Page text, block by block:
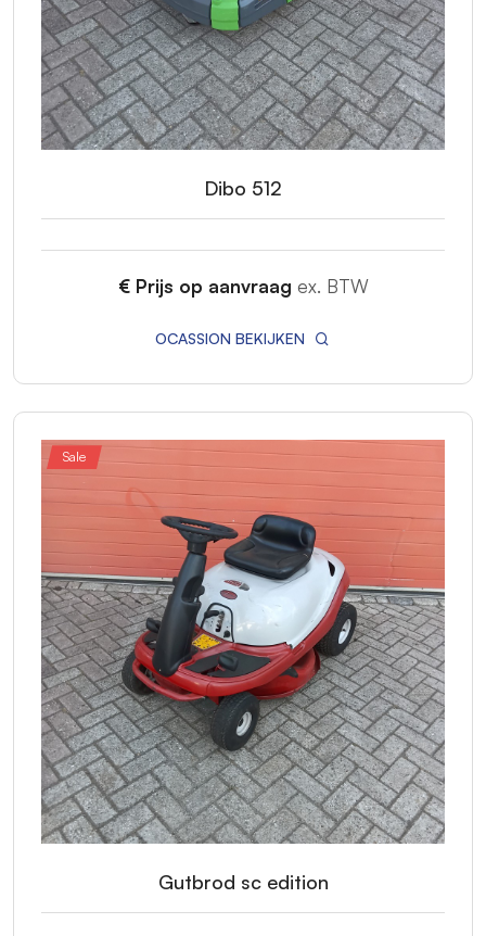
Dibo 512
€ Prijs op aanvraag ex. BTW
OCASSION BEKIJKEN
Sale
Gutbrod sc edition